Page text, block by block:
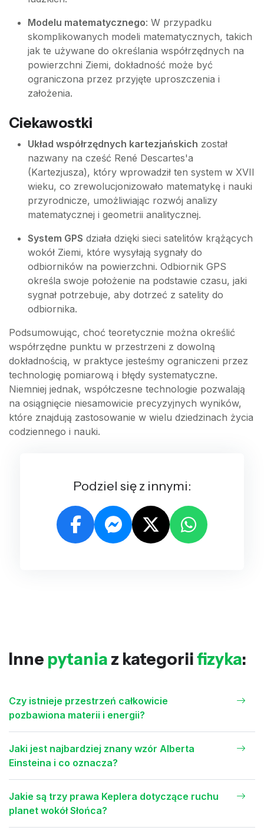
Modelu matematycznego: W przypadku
skomplikowanych modeli matematycznych, takich
jak te używane do określania współrzędnych na
powierzchni Ziemi, dokładność może być
ograniczona przez przyjęte uproszczenia i
założenia.
Ciekawostki
Układ współrzędnych kartezjańskich został
nazwany na cześć René Descartes'a
(Kartezjusza), który wprowadził ten system w XVII
wieku, co zrewolucjonizowało matematykę i nauki
przyrodnicze, umożliwiając rozwój analizy
matematycznej i geometrii analitycznej.
System GPS działa dzięki sieci satelitów krążących
wokół Ziemi, które wysyłają sygnały do
odbiorników na powierzchni. Odbiornik GPS
określa swoje położenie na podstawie czasu, jaki
sygnał potrzebuje, aby dotrzeć z satelity do
odbiornika.
Podsumowując, choć teoretycznie można określić
współrzędne punktu w przestrzeni z dowolną
dokładnością, w praktyce jesteśmy ograniczeni przez
technologię pomiarową i błędy systematyczne.
Niemniej jednak, współczesne technologie pozwalają
na osiągnięcie niesamowicie precyzyjnych wyników,
które znajdują zastosowanie w wielu dziedzinach życia
codziennego i nauki.
Podziel się z innymi:
Inne pytania z kategoriifizyka:
Czy istnieje przestrzeń całkowicie
pozbawiona materii i energii?
Jaki jest najbardziej znany wzór Alberta
Einsteina i co oznacza?
Jakie są trzy prawa Keplera dotyczące ruchu
planet wokół Słońca?